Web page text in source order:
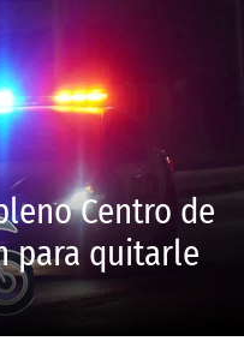
Centro de
para quitarle